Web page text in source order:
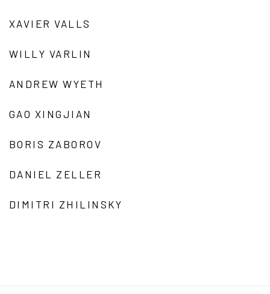
XAVIER VALLS
WILLY VARLIN
ANDREW WYETH
GAO XINGJIAN
BORIS ZABOROV
DANIEL ZELLER
DIMITRI ZHILINSKY